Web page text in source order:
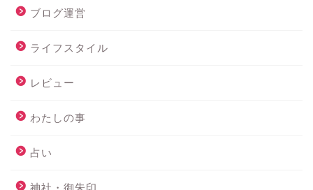
ブログ運営
ライフスタイル
レビュー
わたしの事
占い
神社・御朱印